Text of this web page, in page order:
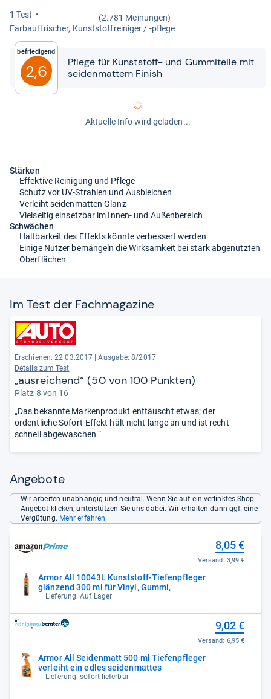
1 Test
(2.781 Meinungen)
Farbauf­fri­scher, Kunst­stoffrei­ni­ger / -​pflege
Befriedigend
2,6
Pflege für Kunst­stoff-​​ und Gum­mi­teile mit
sei­den­mat­tem Finish
Aktuelle Info wird geladen...
Stärken
Effektive Reinigung und Pflege
Schutz vor UV-Strahlen und Ausbleichen
Verleiht seidenmatten Glanz
Vielseitig einsetzbar im Innen- und Außenbereich
Schwächen
Haltbarkeit des Effekts könnte verbessert werden
Einige Nutzer bemängeln die Wirksamkeit bei stark abgenutzten
Oberflächen
Im Test der Fach­ma­ga­zine
Erschienen: 22.03.2017
Ausgabe: 8/2017
Details zum Test
„ausreichend“ (50 von 100 Punkten)
Platz 8 von 16
„Das bekannte Markenprodukt enttäuscht etwas; der
ordentliche Sofort-Effekt hält nicht lange an und ist recht
schnell abgewaschen.“
Angebote
Wir arbeiten unabhängig und neutral. Wenn Sie auf ein verlinktes Shop-
Angebot klicken, unterstützen Sie uns dabei. Wir erhalten dann ggf. eine
Vergütung. Mehr erfahren
Armor All 10043L Kunststoff-Tiefenpfleger
glänzend 300 ml für Vinyl, Gummi,
Lieferung: Auf Lager
8,05 €
Versand: 3,99 €
Armor All Seidenmatt 500 ml Tiefenpfleger
verleiht ein edles seidenmattes
Lieferung: sofort lieferbar
9,02 €
Versand: 6,95 €